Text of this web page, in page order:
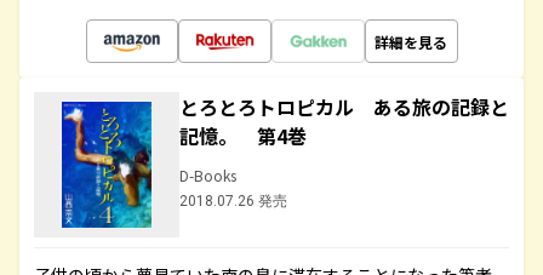
詳細を見る
とろとろトロピカル ある旅の記録と
記憶。 第4巻
D-Books
2018.07.26 発売